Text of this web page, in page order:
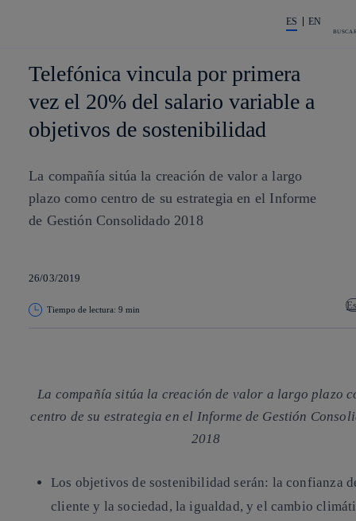
La acción en
ES EN
Telefónica vincula por primera
vez el 20% del salario variable a
objetivos de sostenibilidad
La compañía sitúa la creación de valor a largo
plazo como centro de su estrategia en el Informe
de Gestión Consolidado 2018
26/03/2019
Tiempo de lectura: 9 min
La compañía sitúa la creación de valor a largo plazo
centro de su estrategia en el Informe de Gestión
2018
Los objetivos de sostenibilidad serán: la confianza
cliente y la sociedad, la igualdad, y el cambio